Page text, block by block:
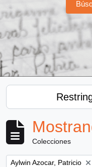
Colecciones
Remove filter:
Aylwin Azocar, Patricio